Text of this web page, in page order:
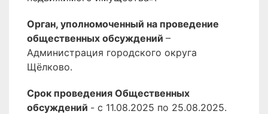
Орган, уполномоченный на проведение
общественных обсуждений –
Администрация городского округа
Щёлково.
Срок проведения Общественных
обсуждений - с 11.08.2025 по 25.08.2025.